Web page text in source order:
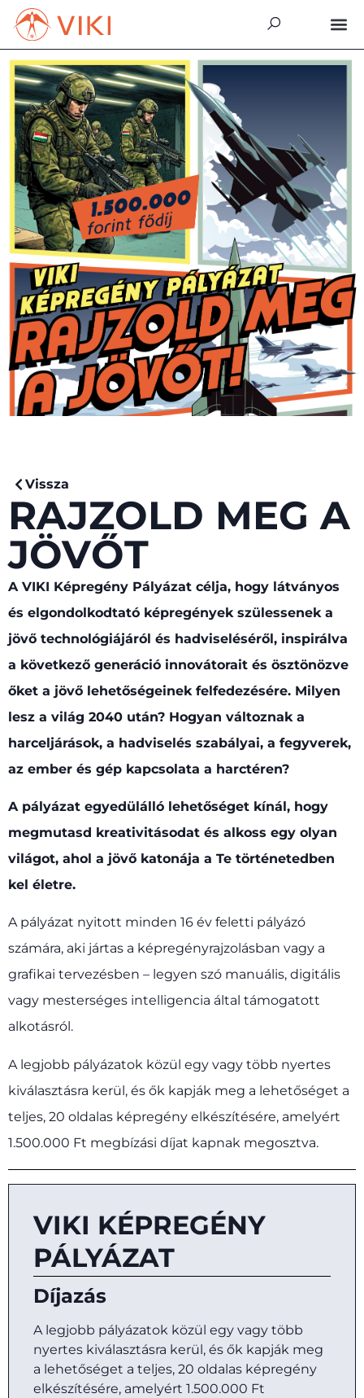
Vissza
RAJZOLD MEG A
JÖVŐT
A VIKI Képregény Pályázat célja, hogy látványos
és elgondolkodtató képregények szülessenek a
jövő technológiájáról és hadviseléséről, inspirálva
a következő generáció innovátorait és ösztönözve
őket a jövő lehetőségeinek felfedezésére. Milyen
lesz a világ 2040 után? Hogyan változnak a
harceljárások, a hadviselés szabályai, a fegyverek,
az ember és gép kapcsolata a harctéren?
A pályázat egyedülálló lehetőséget kínál, hogy
megmutasd kreativitásodat és alkoss egy olyan
világot, ahol a jövő katonája a Te történetedben
kel életre.
A pályázat nyitott minden 16 év feletti pályázó
számára, aki jártas a képregényrajzolásban vagy a
grafikai tervezésben – legyen szó manuális, digitális
vagy mesterséges intelligencia által támogatott
alkotásról.
A legjobb pályázatok közül egy vagy több nyertes
kiválasztásra kerül, és ők kapják meg a lehetőséget a
teljes, 20 oldalas képregény elkészítésére, amelyért
1.500.000 Ft megbízási díjat kapnak megosztva.
VIKI KÉPREGÉNY
PÁLYÁZAT
Díjazás
A legjobb pályázatok közül egy vagy több
nyertes kiválasztásra kerül, és ők kapják meg
a lehetőséget a teljes, 20 oldalas képregény
elkészítésére, amelyért 1.500.000 Ft